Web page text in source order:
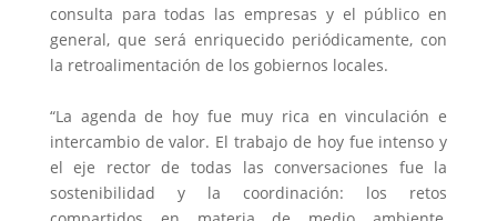
consulta para todas las empresas y el público en
general, que será enriquecido periódicamente, con
la retroalimentación de los gobiernos locales.
“La agenda de hoy fue muy rica en vinculación e
intercambio de valor. El trabajo de hoy fue intenso y
el eje rector de todas las conversaciones fue la
sostenibilidad y la coordinación: los retos